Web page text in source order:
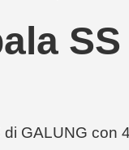
GALUNG